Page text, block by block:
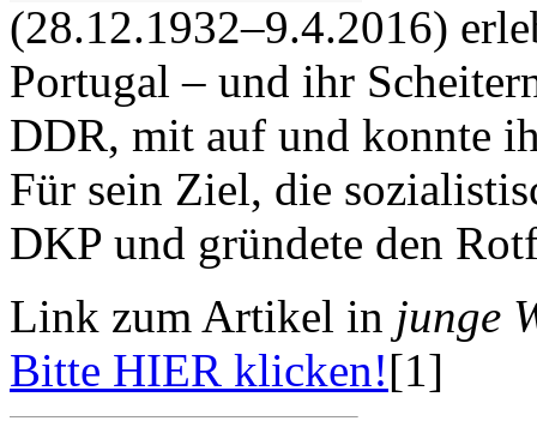
(28.12.1932–9.4.2016)
Portugal – und ihr
DDR, mit auf und konnte
Für sein Ziel, die
DKP und gründete den
Link zum Artikel in junge
Bitte HIER klicken![1]